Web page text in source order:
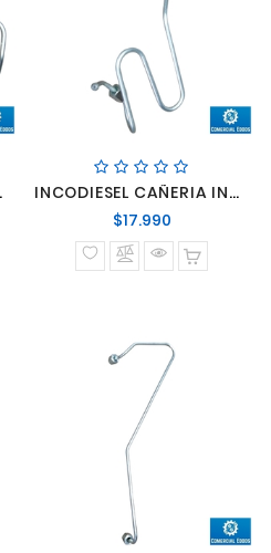
8.3 N°1
INCODIESEL CAÑERIA INYECTOR CUMMINS 8.3 N°2
$17.990Precio
normal